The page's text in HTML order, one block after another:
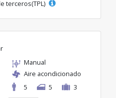
terceros(TPL)
Manual
Aire acondicionado
5
5 3